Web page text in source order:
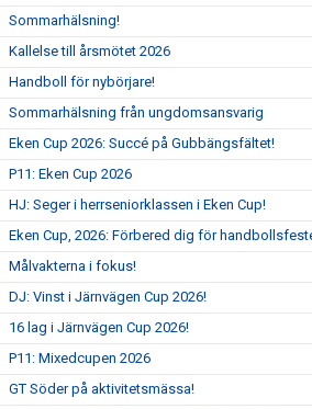
Sommarhälsning!
Kallelse till årsmötet 2026
Handboll för nybörjare!
Sommarhälsning från ungdomsansvarig
Eken Cup 2026: Succé på Gubbängsfältet!
P11: Eken Cup 2026
HJ: Seger i herrseniorklassen i Eken Cup!
Eken Cup, 2026: Förbered dig för
Målvakterna i fokus!
DJ: Vinst i Järnvägen Cup 2026!
16 lag i Järnvägen Cup 2026!
P11: Mixedcupen 2026
GT Söder på aktivitetsmässa!